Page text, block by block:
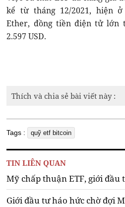
kể từ tháng 12/2021, hiện ở
Ether, đồng tiền điện tử lớn
2.597 USD.
Thích và chia sẻ bài viết này :
Tags : quỹ etf bitcoin
TIN LIÊN QUAN
Mỹ chấp thuận ETF, giới đầu
Giới đầu tư háo hức chờ đợi